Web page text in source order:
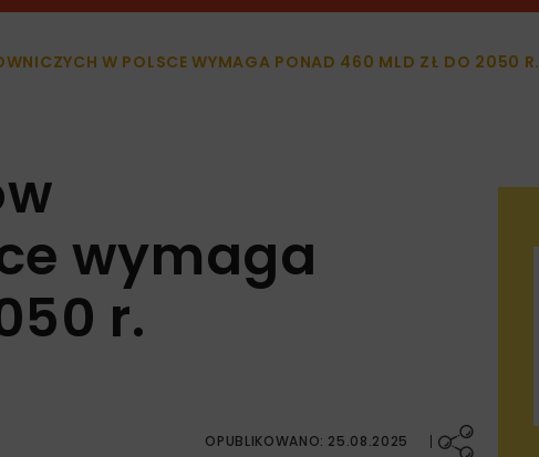
W POLSCE WYMAGA PONAD 460 MLD ZŁ DO 2050 R.
wymaga
r.
OPUBLIKOWANO: 25.08.2025